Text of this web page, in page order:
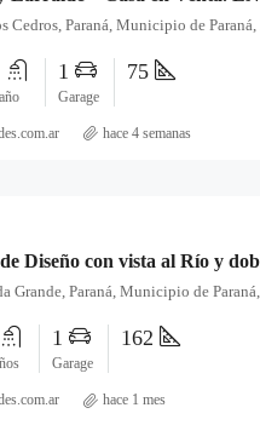
1
Garage
75
hace 4 semanas
1
Garage
162
hace 1 mes